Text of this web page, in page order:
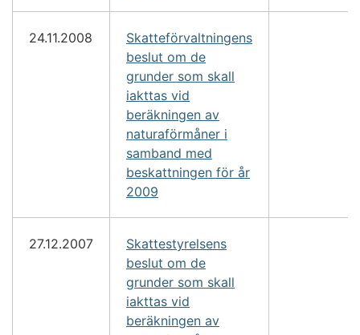
24.11.2008
Skatteförvaltningens
beslut om de
grunder som skall
iakttas vid
beräkningen av
naturaförmåner i
samband med
beskattningen för år
2009
27.12.2007
Skattestyrelsens
beslut om de
grunder som skall
iakttas vid
beräkningen av